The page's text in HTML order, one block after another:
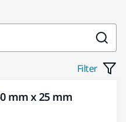
Filter
mm x 25 mm